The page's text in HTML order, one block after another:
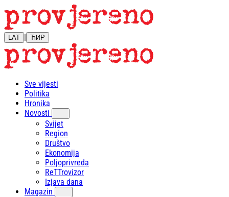
LAT | ЋИР
Sve vijesti
Politika
Hronika
Novosti
Svijet
Region
Društvo
Ekonomija
Poljoprivreda
ReTTrovizor
Izjava dana
Magazin